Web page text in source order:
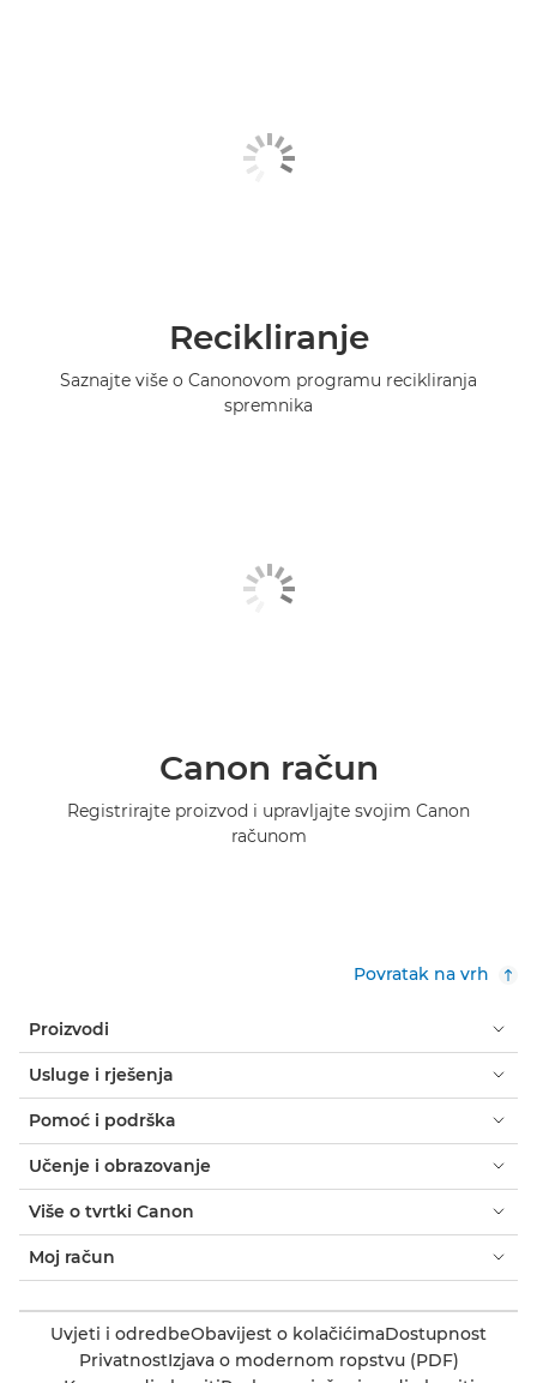
Recikliranje
Saznajte više o Canonovom programu recikliranja
spremnika
Canon račun
Registrirajte proizvod i upravljajte svojim Canon
računom
Povratak na vrh
Proizvodi
Usluge i rješenja
Pomoć i podrška
Učenje i obrazovanje
Više o tvrtki Canon
Moj račun
Uvjeti i odredbeObavijest o kolačićimaDostupnost
PrivatnostIzjava o modernom ropstvu (PDF)